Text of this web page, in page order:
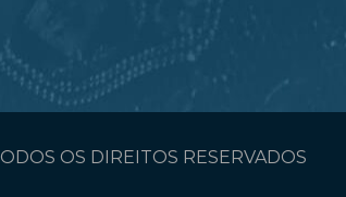
OS DIREITOS RESERVADOS